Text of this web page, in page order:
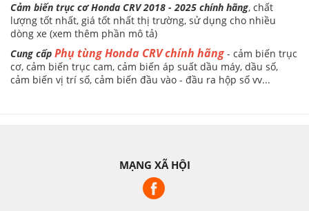
Cảm biến trục cơ Honda CRV 2018 - 2025 chính hãng, chất
lượng tốt nhất, giá tốt nhất thị trường, sử dụng cho nhiều
dòng xe (xem thêm phần mô tả)
Cung cấp Phụ tùng Honda CRV chính hãng- cảm biến trục
cơ, cảm biến trục cam, cảm biến áp suất dầu máy, dầu số,
cảm biến vị trí số, cảm biến đầu vào - đầu ra hộp số vv...
MẠNG XÃ HỘI